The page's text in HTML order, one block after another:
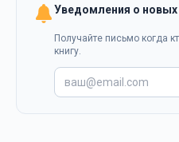
Уведомления о новых
Получайте письмо когда
книгу.